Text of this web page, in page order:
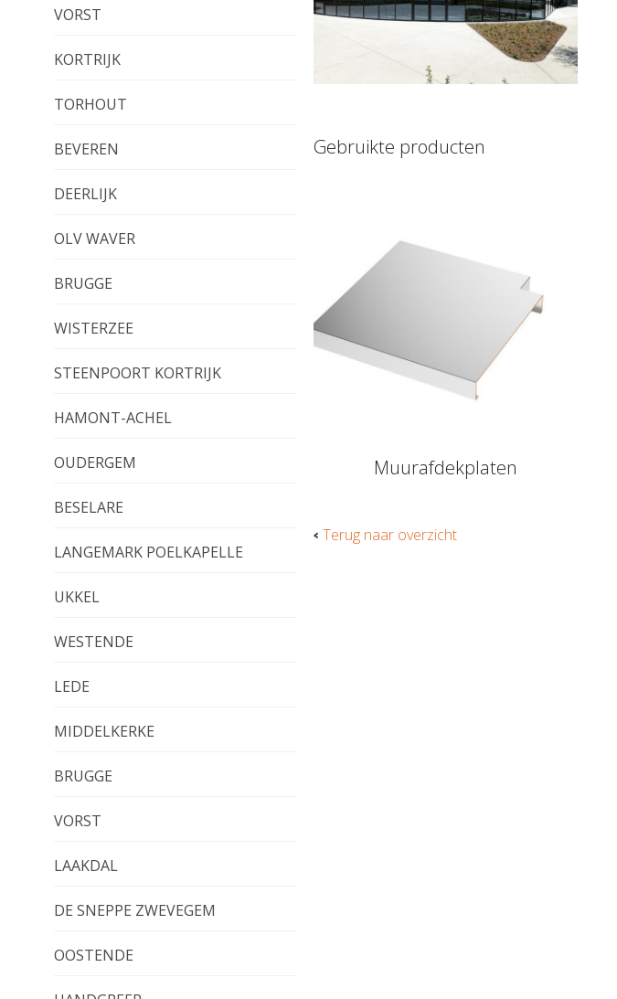
VORST
KORTRIJK
TORHOUT
BEVEREN
DEERLIJK
OLV WAVER
BRUGGE
WISTERZEE
STEENPOORT KORTRIJK
HAMONT-ACHEL
OUDERGEM
BESELARE
LANGEMARK POELKAPELLE
UKKEL
WESTENDE
LEDE
MIDDELKERKE
BRUGGE
VORST
LAAKDAL
DE SNEPPE ZWEVEGEM
OOSTENDE
Gebruikte producten
Muurafdekplaten
Terug naar overzicht